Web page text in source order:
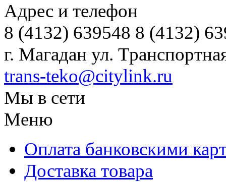
Адрес и телефон
8 (4132) 639548 8 (4132)
г. Магадан ул.
trans-teko@citylink.ru
Мы в сети
Меню
Оплата банковскими
Доставка товара